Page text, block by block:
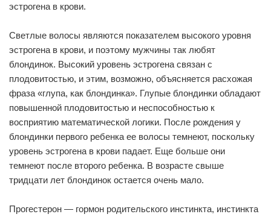
эстрогена в крови.
Светлые волосы являются показателем высокого уровня
эстрогена в крови, и поэтому мужчины так любят
блондинок. Высокий уровень эстрогена связан с
плодовитостью, и этим, возможно, объясняется расхожая
фраза «глупа, как блондинка». Глупые блондинки обладают
повышенной плодовитостью и неспособностью к
восприятию математической логики. После рождения у
блондинки первого ребенка ее волосы темнеют, поскольку
уровень эстрогена в крови падает. Еще больше они
темнеют после второго ребенка. В возрасте свыше
тридцати лет блондинок остается очень мало.
Прогестерон — гормон родительского инстинкта, инстинкта